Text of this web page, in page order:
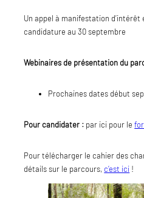
Un appel à manifestation
candidature au 30 septembre
Webinaires de présentation du
Prochaines dates début
Pour candidater : par ici pour le
Pour télécharger le cahier des
détails sur le parcours, c’est ici !